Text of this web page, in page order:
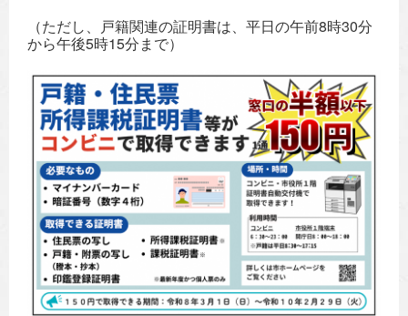
（ただし、戸籍関連の証明書は、平日の午前8時30分
から午後5時15分まで）